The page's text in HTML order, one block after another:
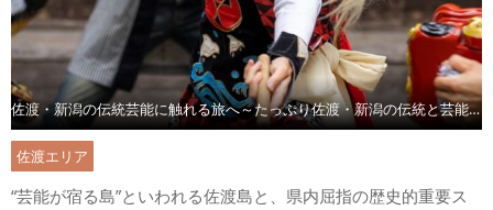
佐渡・新潟の伝統芸能に触れる旅へ～たっぷり佐渡・新潟の伝統と芸能～
佐渡エリア
“芸能が宿る島”といわれる佐渡島と、県内屈指の歴史的重要ス